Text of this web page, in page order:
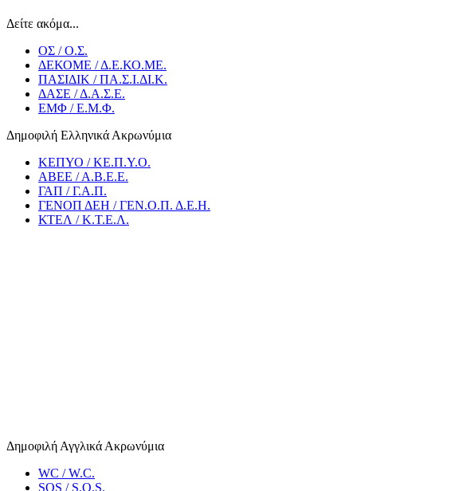
Δείτε ακόμα...
ΟΣ / Ο.Σ.
ΔΕΚΟΜΕ / Δ.Ε.ΚΟ.ΜΕ.
ΠΑΣΙΔΙΚ / ΠΑ.Σ.Ι.ΔΙ.Κ.
ΔΑΣΕ / Δ.Α.Σ.Ε.
ΕΜΦ / Ε.Μ.Φ.
Δημοφιλή Ελληνικά Ακρωνύμια
ΚΕΠΥΟ / ΚΕ.Π.Υ.Ο.
ΑΒΕΕ / Α.Β.Ε.Ε.
ΓΑΠ / Γ.Α.Π.
ΓΕΝΟΠ ΔΕΗ / ΓΕΝ.Ο.Π. Δ.Ε.Η.
ΚΤΕΛ / Κ.Τ.Ε.Λ.
Δημοφιλή Αγγλικά Ακρωνύμια
WC / W.C.
SOS / S.O.S.